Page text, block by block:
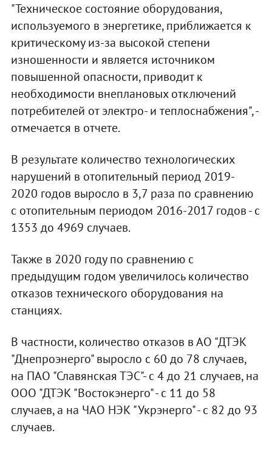
"Техническое состояние оборудования,
используемого в энергетике, приближается к
критическому из-за высокой степени
изношенности и является источником
повышенной опасности, приводит к
необходимости внеплановых отключений
потребителей от электро- и теплоснабжения", -
отмечается в отчете.
В результате количество технологических
нарушений в отопительный период 2019-
2020 годов выросло в 3,7 раза по сравнению
с отопительным периодом 2016-2017 годов - с
1353 до 4969 случаев.
Также в 2020 году по сравнению с
предыдущим годом увеличилось количество
отказов технического оборудования на
станциях.
В частности, количество отказов в АО "ДТЭК
"Днепроэнерго" выросло с 60 до 78 случаев,
на ПАО "Славянская ТЭС"- с 4 до 21 случаев, на
ООО "ДТЭК "Востокэнерго" - с 11 до 58
случаев, а на ЧАО НЭК "Укрэнерго" - с 82 до 93
случаев.